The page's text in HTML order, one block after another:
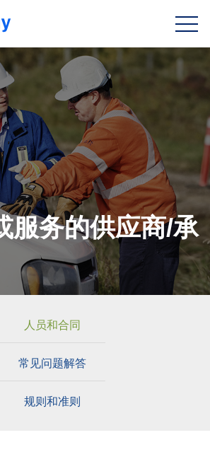
服务的供应商/承
人员和合同
常见问题解答
规则和准则